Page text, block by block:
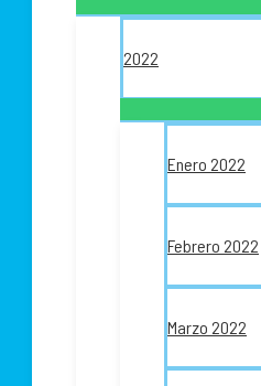
2022
Enero 2022
Febrero 2022
Marzo 2022